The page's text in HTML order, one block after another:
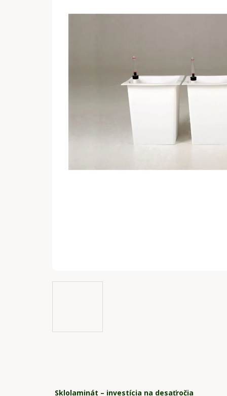
Sklolaminát – investícia na desaťročia